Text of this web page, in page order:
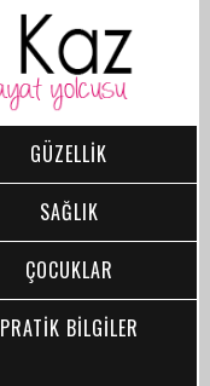
GÜZELLİK
SAĞLIK
ÇOCUKLAR
PRATİK BİLGİLER